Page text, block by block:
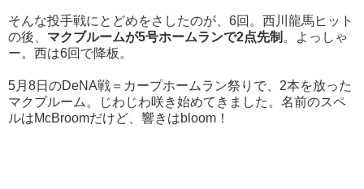
そんな投手戦にとどめをさしたのが、6回。西川龍馬ヒット
の後、 マクブルームが5号ホームランで2点先制 。よっしゃ
ー。西は6回で降板。
5月8日のDeNA戦＝カープホームラン祭りで、2本を放った
マクブルーム。じわじわ咲き始めてきました。名前のスペ
ルはMcBroomだけど、響きはbloom！